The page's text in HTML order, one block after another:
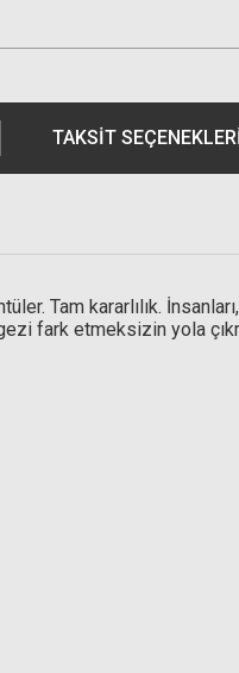
II +4 Filtre
TAKSIT
Tam kararlılık.
fark etmeksizin yola